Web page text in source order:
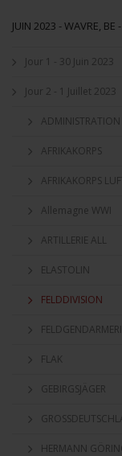
JUIN 2023 - WAVRE, BE
Jour 1 - 30 Juin 2023
Jour 2 - 1 Juillet 2023
ADMINISTRATION
AFRIKAKORPS
AFRIKAKORPS
Allemagne WWI
ARTILLERIE ALL
ELASTOLIN
FELDDIVISION
FLAK
GEBIRGSJÄGER
HERMANN